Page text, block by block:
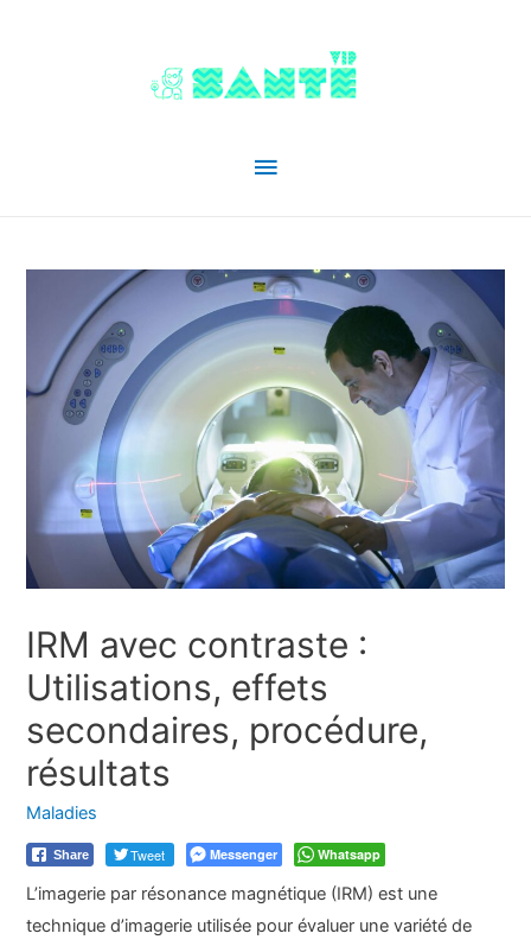
Menu
IRM avec contraste :
Utilisations, effets
secondaires, procédure,
résultats
Maladies
Share Tweet Messenger Whatsapp
L’imagerie par résonance magnétique (IRM) est une
technique d’imagerie utilisée pour évaluer une variété de